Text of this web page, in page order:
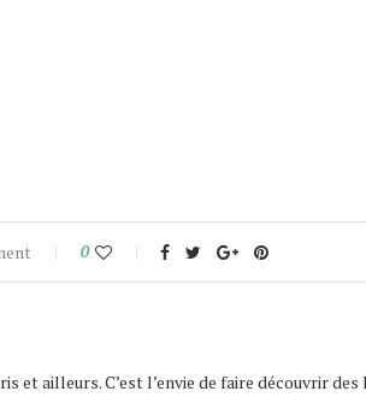
0
et ailleurs. C’est l’envie de faire découvrir